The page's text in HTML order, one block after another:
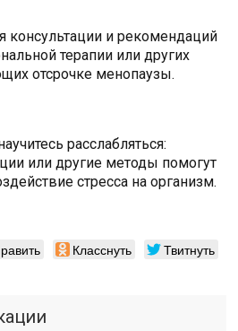
консультации и рекомендаций
терапии или других
отсрочке менопаузы.
расслабляться:
или другие методы помогут
стресса на организм.
Класснуть Твитнуть